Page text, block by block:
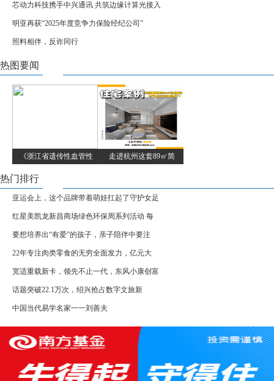
芯动力科技携手中兴通讯 共筑边缘计算光接入
明亚再获“2025年度竞争力保险经纪公司”
照料相伴，反诈同行
热图要闻
《浙江省遗传性血管性 走进杭州这套89㎡简
热门排行
亚运会上，这个品牌带着萌娃扛起了守护女足
红星美凯龙新昌商场绿色环保周系列活动 每
要想培养出“有爱”的孩子，亲子陪伴中要注
22年专注肉类零食的无穷全面发力，亿元大
宽适重载新卡，领先不止一代，东风小康创富
话题突破22.1万次，绍兴抢占数字文旅新
中国当代易学名家一一刘善夫